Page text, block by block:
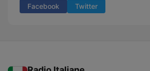
Facebook Twitter